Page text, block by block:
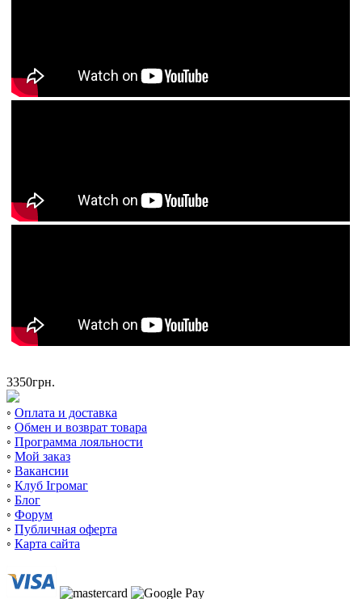
3350грн.
◦ Оплата и доставка
◦ Обмен и возврат товара
◦ Программа лояльности
◦ Мой заказ
◦ Вакансии
◦ Клуб Ігромаг
◦ Блог
◦ Форум
◦ Публичная оферта
◦ Карта сайта